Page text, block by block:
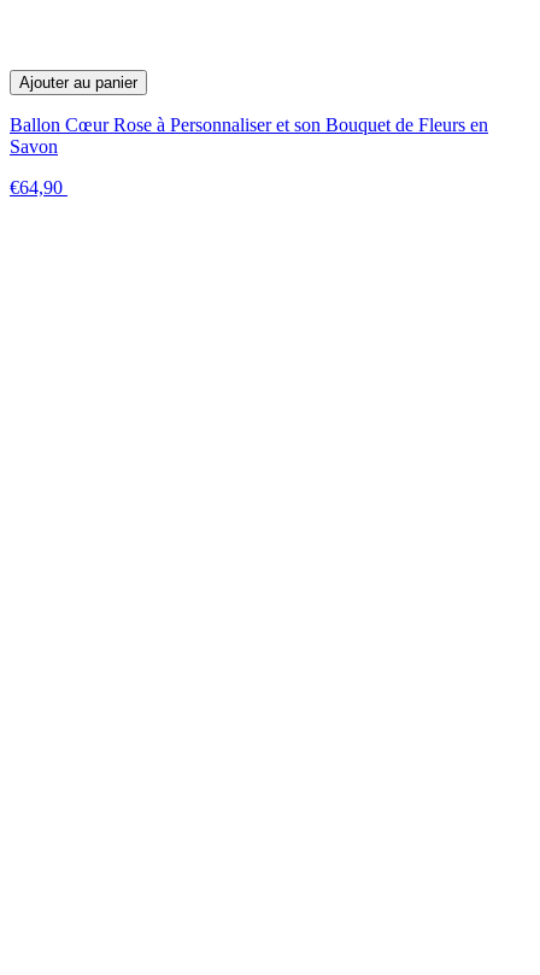
Ajouter au panier
Ballon Cœur Rose à Personnaliser et son Bouquet de Fleurs en
Savon
€64,90